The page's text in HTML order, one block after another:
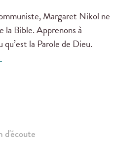
Margaret Nikol ne
la Bible. Apprenons à
la Parole de Dieu.
d'écoute